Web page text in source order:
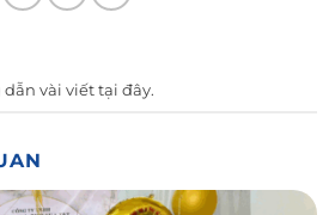
dẫn vài viếttại đây.